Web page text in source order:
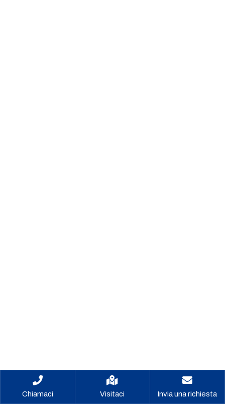
Chiamaci Visitaci Invia una richiesta